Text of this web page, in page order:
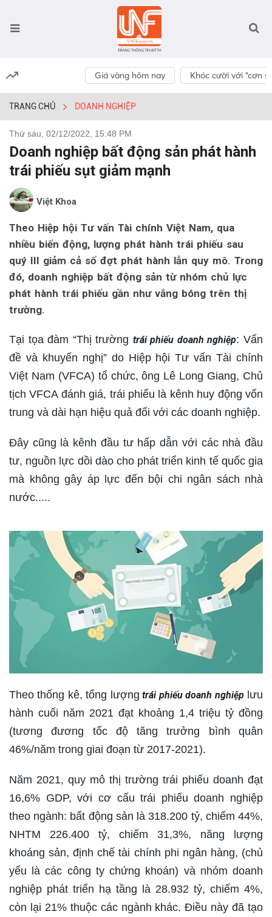
Giá vàng hôm nay Khóc cười với “cơn
TRANG CHỦ DOANH NGHIỆP
Thứ sáu, 02/12/2022, 15:48 PM
Doanh nghiệp bất động sản phát hành
trái phiếu sụt giảm mạnh
Việt Khoa
Theo Hiệp hội Tư vấn Tài chính Việt Nam, qua
nhiều biến động, lượng phát hành trái phiếu sau
quý III giảm cả số đợt phát hành lẫn quy mô. Trong
đó, doanh nghiệp bất động sản từ nhóm chủ lực
phát hành trái phiếu gần như vắng bóng trên thị
trường.
Tại tọa đàm “Thị trường trái phiếu doanh nghiệp: Vấn
đề và khuyến nghị” do Hiệp hội Tư vấn Tài chính
Việt Nam (VFCA) tổ chức, ông Lê Long Giang, Chủ
tịch VFCA đánh giá, trái phiếu là kênh huy động vốn
trung và dài hạn hiệu quả đối với các doanh nghiệp.
Đây cũng là kênh đầu tư hấp dẫn với các nhà đầu
tư, nguồn lực dồi dào cho phát triển kinh tế quốc gia
mà không gây áp lực đến bội chi ngân sách nhà
nước.....
Theo thống kê, tổng lượng trái phiếu doanh nghiệplưu
hành cuối năm 2021 đạt khoảng 1,4 triệu tỷ đồng
(tương đương tốc độ tăng trưởng bình quân
46%/năm trong giai đoạn từ 2017-2021).
Năm 2021, quy mô thị trường trái phiếu doanh đạt
16,6% GDP, với cơ cấu trái phiếu doanh nghiệp
theo ngành: bất động sản là 318.200 tỷ, chiếm 44%,
NHTM 226.400 tỷ, chiếm 31,3%, năng lượng
khoáng sản, định chế tài chính phi ngân hàng, (chủ
yếu là các công ty chứng khoán) và nhóm doanh
nghiệp phát triển hạ tầng là 28.932 tỷ, chiếm 4%,
còn lại 21% thuộc các ngành khác. Điều này đã tạo